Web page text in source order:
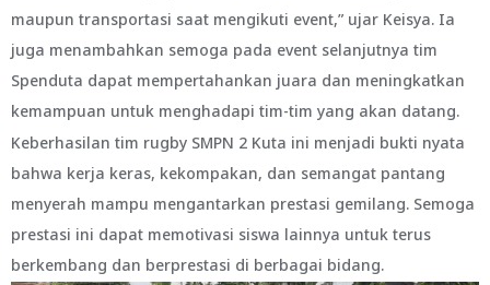
maupun transportasi saat mengikuti event,” ujar Keisya. Ia
juga menambahkan semoga pada event selanjutnya tim
Spenduta dapat mempertahankan juara dan meningkatkan
kemampuan untuk menghadapi tim-tim yang akan datang.
Keberhasilan tim rugby SMPN 2 Kuta ini menjadi bukti nyata
bahwa kerja keras, kekompakan, dan semangat pantang
menyerah mampu mengantarkan prestasi gemilang. Semoga
prestasi ini dapat memotivasi siswa lainnya untuk terus
berkembang dan berprestasi di berbagai bidang.